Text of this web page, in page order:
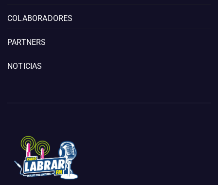
COLABORADORES
PARTNERS
NOTICIAS